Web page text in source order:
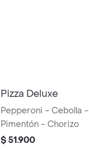
Pizza Deluxe
Pepperoni - Cebolla
Pimentón - Chorizo
$ 51.900